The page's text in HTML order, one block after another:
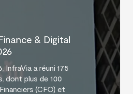
& Digital
InfraVia a réuni 175
dont plus de 100
(CFO) et